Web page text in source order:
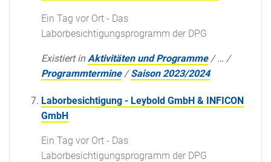
Ein Tag vor Ort - Das
Laborbesichtigungsprogramm der DPG
Existiert in Aktivitäten und Programme /… /
Programmtermine /Saison 2023/2024
Laborbesichtigung - Leybold GmbH & INFICON
GmbH
Ein Tag vor Ort - Das
Laborbesichtigungsprogramm der DPG